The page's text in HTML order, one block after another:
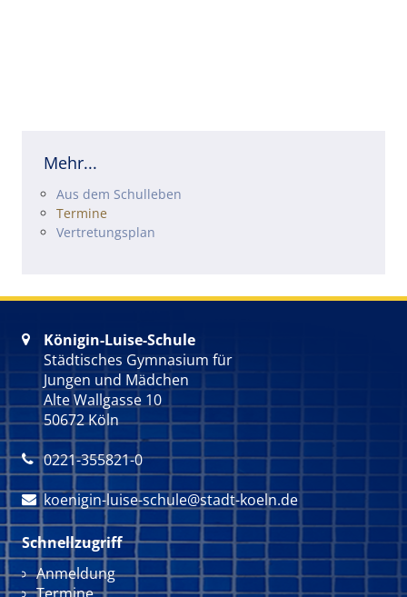
Mehr...
Navigation überspringen
Aus dem Schulleben
Termine
Vertretungsplan

Königin-Luise-Schule
Städtisches Gymnasium für
Jungen und Mädchen
Alte Wallgasse 10
50672 Köln
 0221-355821-0
 koenigin-luise-schule@stadt-koeln.de
Schnellzugriff
Navigation überspringen
Anmeldung